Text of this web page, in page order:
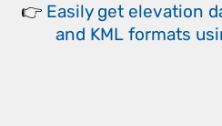
👉 Easily get elevation
and KML formats